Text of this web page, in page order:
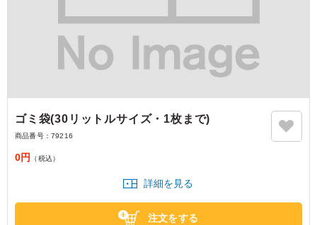
ゴミ袋(30リットルサイズ・1枚まで)
商品番号： 79216
0円 （税込）
詳細を見る
注文をする